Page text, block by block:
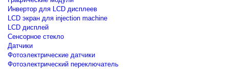
Инвертор для LCD дисплеев
LCD экран для injection machine
LCD дисплей
Сенсорное стекло
Датчики
Фотоэлектрические датчики
Фотоэлектрический переключатель